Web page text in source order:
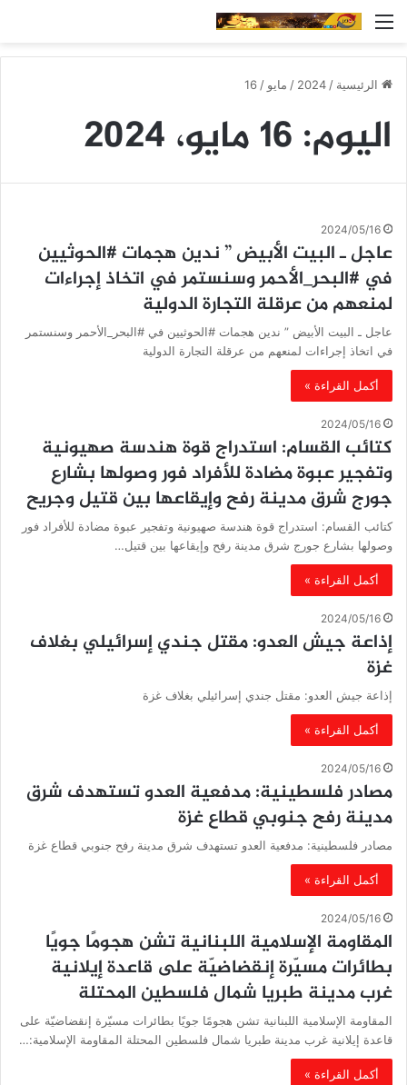
القائمة
الرئيسية /
2024
/ مايو /
16
اليوم: 16 مايو، 2024
2024/05/16
عاجل ـ البيت الأبيض ” ندين هجمات #الحوثيين
في #البحر_الأحمر وسنستمر في اتخاذ إجراءات
لمنعهم من عرقلة التجارة الدولية
عاجل ـ البيت الأبيض ” ندين هجمات #الحوثيين في #البحر_الأحمر وسنستمر
في اتخاذ إجراءات لمنعهم من عرقلة التجارة الدولية
أكمل القراءة »
2024/05/16
كتائب القسام: استدراج قوة هندسة صهيونية
وتفجير عبوة مضادة للأفراد فور وصولها بشارع
جورج شرق مدينة رفح وإيقاعها بين قتيل وجريح
كتائب القسام: استدراج قوة هندسة صهيونية وتفجير عبوة مضادة للأفراد فور
وصولها بشارع جورج شرق مدينة رفح وإيقاعها بين قتيل…
أكمل القراءة »
2024/05/16
إذاعة جيش العدو: مقتل جندي إسرائيلي بغلاف
غزة
إذاعة جيش العدو: مقتل جندي إسرائيلي بغلاف غزة
أكمل القراءة »
2024/05/16
مصادر فلسطينية: مدفعية العدو تستهدف شرق
مدينة رفح جنوبي قطاع غزة
مصادر فلسطينية: مدفعية العدو تستهدف شرق مدينة رفح جنوبي قطاع غزة
أكمل القراءة »
2024/05/16
المقاومة الإسلامية اللبنانية تشن هجومًا جويًا
بطائرات مسيّرة إنقضاضيّة على قاعدة إيلانية
غرب مدينة طبريا شمال فلسطين المحتلة
المقاومة الإسلامية اللبنانية تشن هجومًا جويًا بطائرات مسيّرة إنقضاضيّة على
قاعدة إيلانية غرب مدينة طبريا شمال فلسطين المحتلة المقاومة الإسلامية:…
أكمل القراءة »